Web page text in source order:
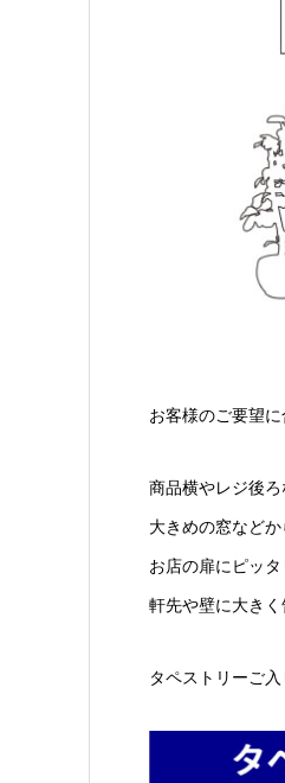
お客様のご要望
商品横やレジ後
大きめの窓など
お店の扉にピッ
軒先や壁に大き
タペストリーご